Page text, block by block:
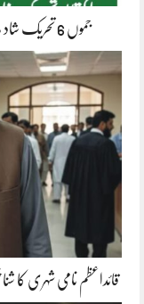
جموں 6 تحریک شاد باد کا عبدالخطیب چودھری کی حمایت کا اعلان
قائداعظم نامی شہری کا